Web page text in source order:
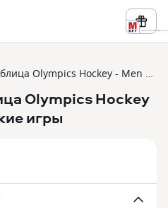
Реклама ООО «БК «Марафон» ИНН
Турнирная таблица Olympics Hockey - Men Олимпийские игры
Olympics Hockey
игры